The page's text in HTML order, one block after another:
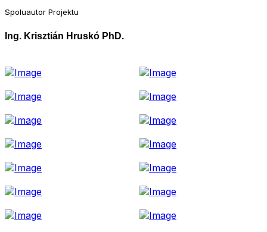
Spoluautor Projektu
Ing. Krisztián Hruskó PhD.